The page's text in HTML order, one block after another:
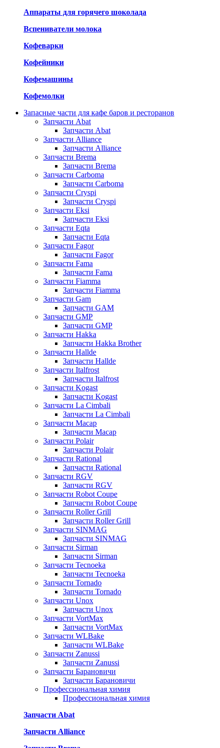
Аппараты для горячего шоколада
Вспениватели молока
Кофеварки
Кофейники
Кофемашины
Кофемолки
Запасные части для кафе баров и ресторанов
Запчасти Abat
Запчасти Abat
Запчасти Alliance
Запчасти Alliance
Запчасти Brema
Запчасти Brema
Запчасти Carboma
Запчасти Carboma
Запчасти Cryspi
Запчасти Cryspi
Запчасти Eksi
Запчасти Eksi
Запчасти Eqta
Запчасти Eqta
Запчасти Fagor
Запчасти Fagor
Запчасти Fama
Запчасти Fama
Запчасти Fiamma
Запчасти Fiamma
Запчасти Gam
Запчасти GAM
Запчасти GMP
Запчасти GMP
Запчасти Hakka
Запчасти Hakka Brother
Запчасти Hallde
Запчасти Hallde
Запчасти Italfrost
Запчасти Italfrost
Запчасти Kogast
Запчасти Kogast
Запчасти La Cimbali
Запчасти La Cimbali
Запчасти Macap
Запчасти Macap
Запчасти Polair
Запчасти Polair
Запчасти Rational
Запчасти Rational
Запчасти RGV
Запчасти RGV
Запчасти Robot Coupe
Запчасти Robot Coupe
Запчасти Roller Grill
Запчасти Roller Grill
Запчасти SINMAG
Запчасти SINMAG
Запчасти Sirman
Запчасти Sirman
Запчасти Tecnoeka
Запчасти Tecnoeka
Запчасти Tornado
Запчасти Tornado
Запчасти Unox
Запчасти Unox
Запчасти VortMax
Запчасти VortMax
Запчасти WLBake
Запчасти WLBake
Запчасти Zanussi
Запчасти Zanussi
Запчасти Барановичи
Запчасти Барановичи
Профессиональная химия
Профессиональная химия
Запчасти Abat
Запчасти Alliance